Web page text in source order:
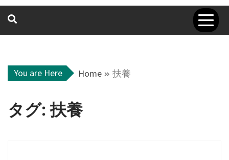
You are Here Home 扶養
タグ:扶養